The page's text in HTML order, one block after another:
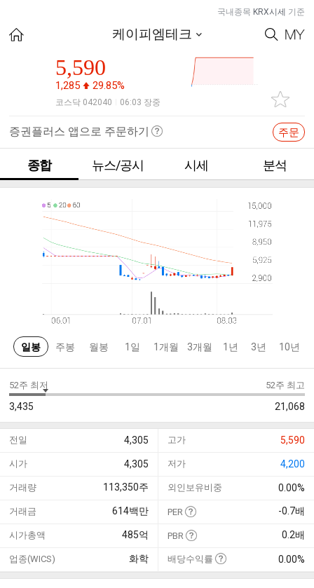
국내종목 KRX시세 기준
케이피엠테크
5,590
1,285 29.85%
코스닥 042040 06:03 장중
증권플러스 앱으로 주문하기 주문
종합 뉴스/공시 시세 분석
일봉 주봉 월봉 1일 1개월 3개월 1년 3년 10년
52주 최저
3,435
52주 최고
21,068
전일 4,305 고가 5,590
시가 4,305 저가 4,200
거래량 113,350주 외인보유비중 0.00%
거래금 614백만 PER -0.7배
시가총액 485억 PBR 0.2배
업종(WICS) 화학 배당수익률 0.00%